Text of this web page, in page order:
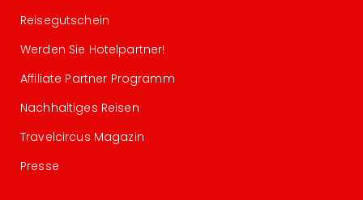
Reisegutschein
Werden Sie Hotelpartner!
Affiliate Partner Programm
Nachhaltiges Reisen
Travelcircus Magazin
Presse